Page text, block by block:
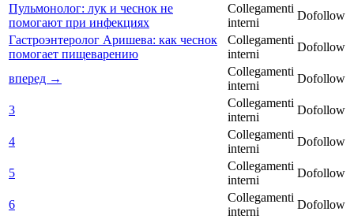
Пульмонолог: лук и чеснок не
помогают при инфекциях
Collegamenti
interni
Dofollow
Гастроэнтеролог Аришева: как чеснок
помогает пищеварению
Collegamenti
interni
Dofollow
вперед →
Collegamenti
interni
Dofollow
3
Collegamenti
interni
Dofollow
4
Collegamenti
interni
Dofollow
5
Collegamenti
interni
Dofollow
6
Collegamenti
interni
Dofollow